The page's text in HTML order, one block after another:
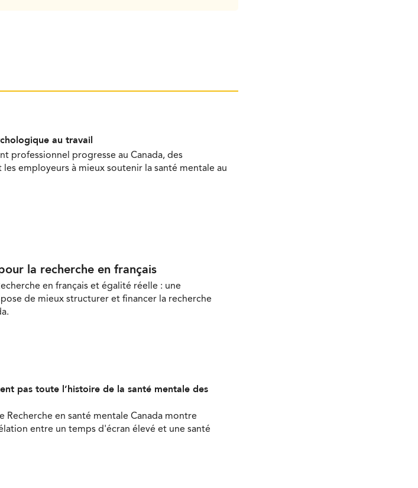
au travail
professionnel progresse au Canada, des
employeurs à mieux soutenir la santé mentale au
la recherche en français
en français et égalité réelle : une
de mieux structurer et financer la recherche
pas toute l’histoire de la santé mentale des
Recherche en santé mentale Canada montre
entre un temps d'écran élevé et une santé